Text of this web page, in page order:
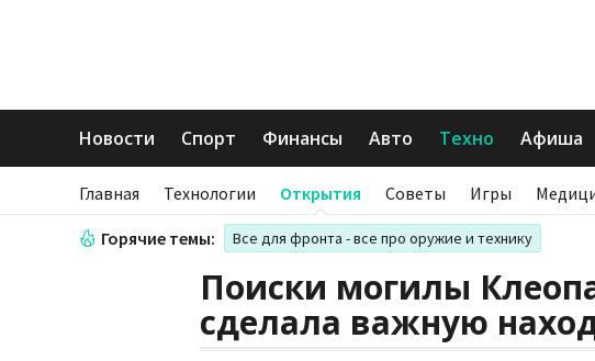
Новости Спорт Финансы Авто Техно Афиша
Главная Технологии Открытия Советы Игры
Горячие темы: Все для фронта - все про оружие и технику
Поиски могилы
сделала важную